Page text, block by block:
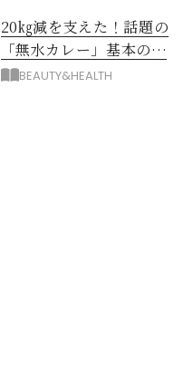
20㎏減を支えた！話題の
「無水カレー」基本の作
り方とおすすめルウ6選
BEAUTY&HEALTH